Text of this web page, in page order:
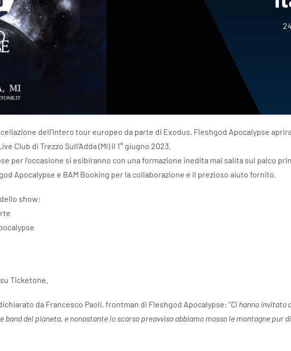
dell’intero tour europeo da parte di Exodus, Fleshgod Apocalypse
Club di Trezzo Sull’Adda (MI) il 1° giugno 2023.
per l’occasione si esibiranno con una formazione inedita mai salita sul palco
Apocalypse e BAM Booking per la collaborazione e il prezioso aiuto fornito.
show:
Ticketone.
da Francesco Paoli, frontman di Fleshgod Apocalypse: “Ci hanno invitato
band del pianeta, e nonostante lo scarso preavviso abbiamo mosso le montagne pur